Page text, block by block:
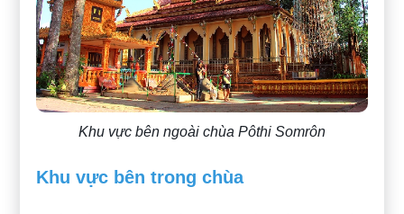
Khu vực bên ngoài chùa Pôthi Somrôn
Khu vực bên trong chùa